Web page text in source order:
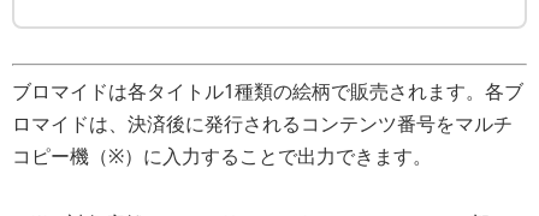
ブロマイドは各タイトル1種類の絵柄で販売されます。各ブ
ロマイドは、決済後に発行されるコンテンツ番号をマルチ
コピー機（※）に入力することで出力できます。